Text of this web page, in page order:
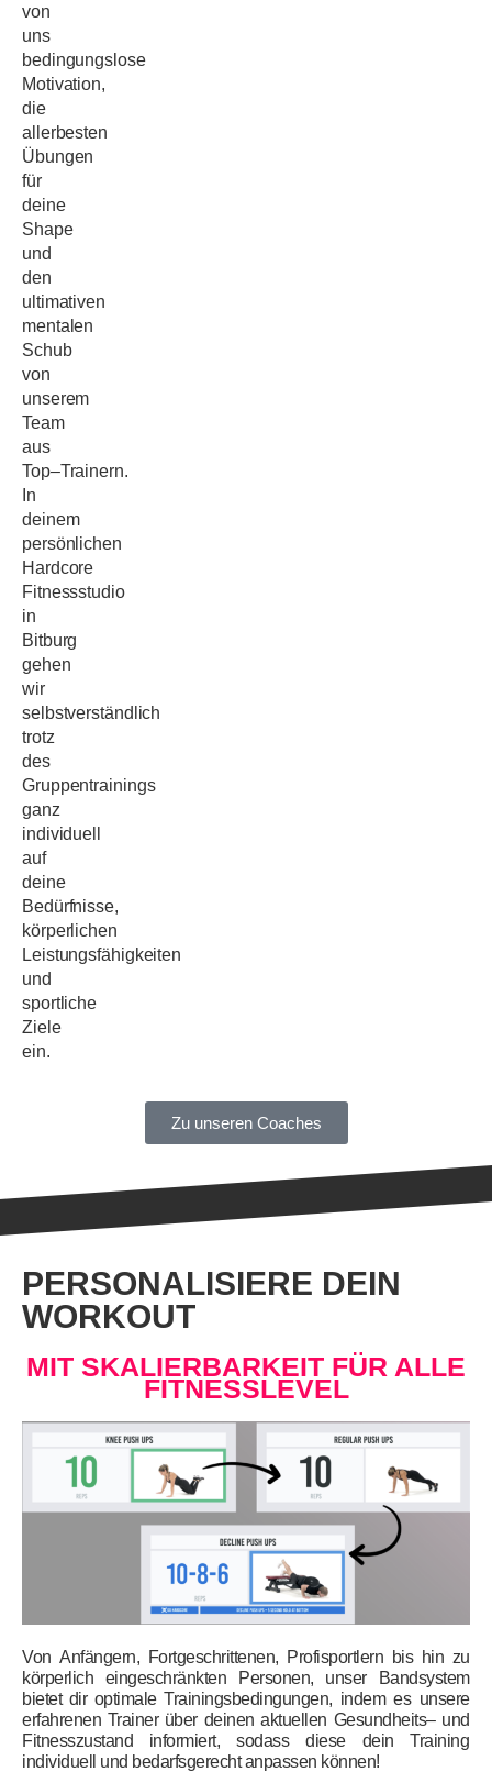
von
uns
bedingungslose
Motivation,
die
allerbesten
Übungen
für
deine
Shape
und
den
ultimativen
mentalen
Schub
von
unserem
Team
aus
Top–Trainern.
In
deinem
persönlichen
Hardcore
Fitnessstudio
in
Bitburg
gehen
wir
selbstverständlich
trotz
des
Gruppentrainings
ganz
individuell
auf
deine
Bedürfnisse,
körperlichen
Leistungsfähigkeiten
und
sportliche
Ziele
ein.
Zu unseren Coaches
PERSONALISIERE DEIN
WORKOUT
MIT SKALIERBARKEIT FÜR ALLE
FITNESSLEVEL
Von Anfängern, Fortgeschrittenen, Profisportlern bis hin zu
körperlich eingeschränkten Personen, unser Bandsystem
bietet dir optimale Trainingsbedingungen, indem es unsere
erfahrenen Trainer über deinen aktuellen Gesundheits– und
Fitnesszustand informiert, sodass diese dein Training
individuell und bedarfsgerecht anpassen können!